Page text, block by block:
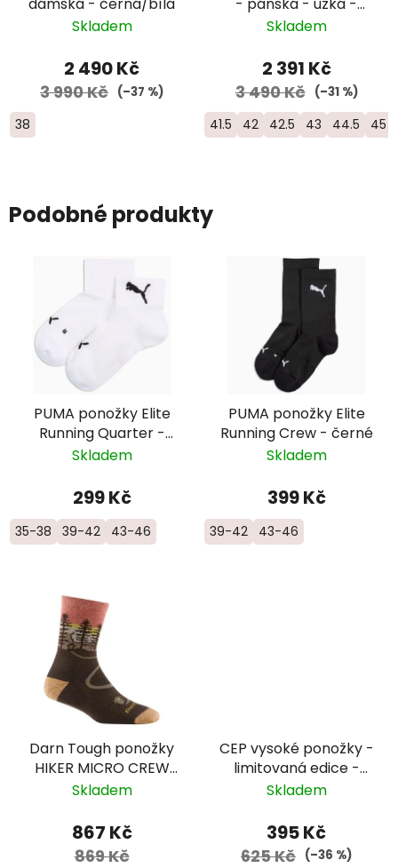
dámská - černá/bílá
Skladem
2 490 Kč
3 990 Kč (–37 %)
38
- pánská - úzká -
modrá/černá
Skladem
2 391 Kč
3 490 Kč (–31 %)
41.5 42 42.5 43 44.5 45
Podobné produkty
PUMA ponožky Elite
Running Quarter -
bílé
Skladem
299 Kč
35-38 39-42 43-46
PUMA ponožky Elite
Running Crew - černé
Skladem
399 Kč
39-42 43-46
Darn Tough ponožky
HIKER MICRO CREW
Midweight merino -
Skladem
867 Kč
869 Kč
CEP vysoké ponožky -
limitovaná edice -
pánské - bílá/růžová/
Skladem
395 Kč
625 Kč (–36 %)